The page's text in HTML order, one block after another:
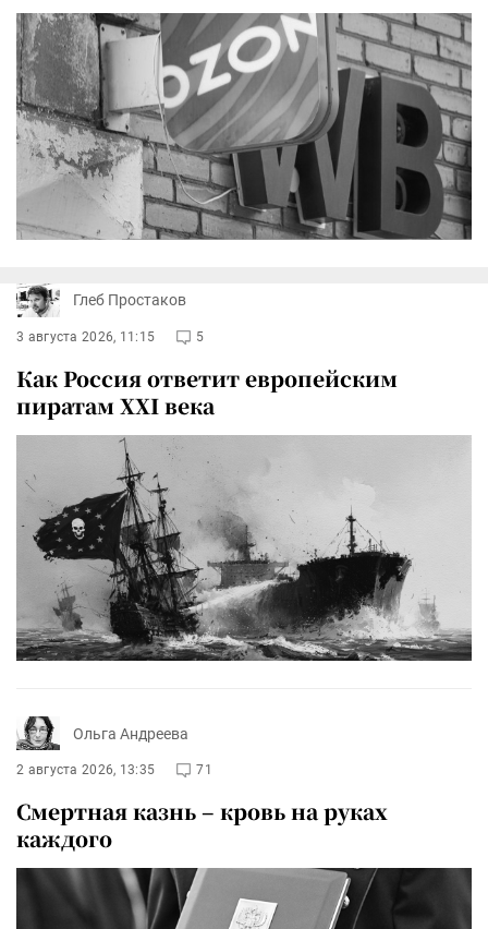
Глеб Простаков
3 августа 2026, 11:15 5
Как Россия ответит европейским
пиратам XXI века
Ольга Андреева
2 августа 2026, 13:35 71
Смертная казнь – кровь на руках
каждого